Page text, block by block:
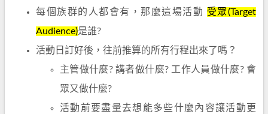
每個族群的人都會有，那麼這場活動 受眾(Target
Audience)是誰?
活動日訂好後，往前推算的所有行程出來了嗎？
主管做什麼? 講者做什麼? 工作人員做什麼? 會
眾又做什麼?
活動前要盡量去想能多些什麼內容讓活動更